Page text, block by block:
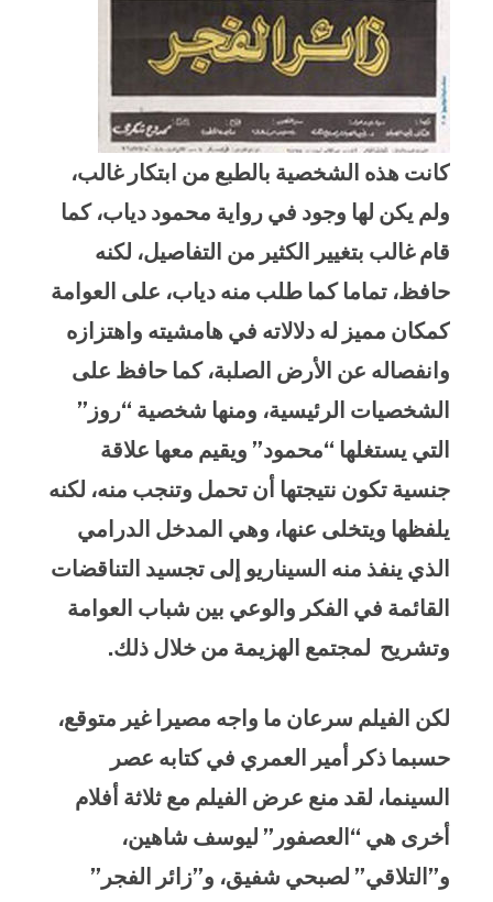
كانت هذه الشخصية بالطبع من ابتكار غالب،
ولم يكن لها وجود في رواية محمود دياب، كما
قام غالب بتغيير الكثير من التفاصيل، لكنه
حافظ، تماما كما طلب منه دياب، على العوامة
كمكان مميز له دلالاته في هامشيته واهتزازه
وانفصاله عن الأرض الصلبة، كما حافظ على
الشخصيات الرئيسية، ومنها شخصية “روز”
التي يستغلها “محمود” ويقيم معها علاقة
جنسية تكون نتيجتها أن تحمل وتنجب منه، لكنه
يلفظها ويتخلى عنها، وهي المدخل الدرامي
الذي ينفذ منه السيناريو إلى تجسيد التناقضات
القائمة في الفكر والوعي بين شباب العوامة
وتشريح لمجتمع الهزيمة من خلال ذلك.
لكن الفيلم سرعان ما واجه مصيرا غير متوقع،
حسبما ذكر أمير العمري في كتابه عصر
السينما، لقد منع عرض الفيلم مع ثلاثة أفلام
أخرى هي “العصفور” ليوسف شاهين،
و”التلاقي” لصبحي شفيق، و”زائر الفجر”